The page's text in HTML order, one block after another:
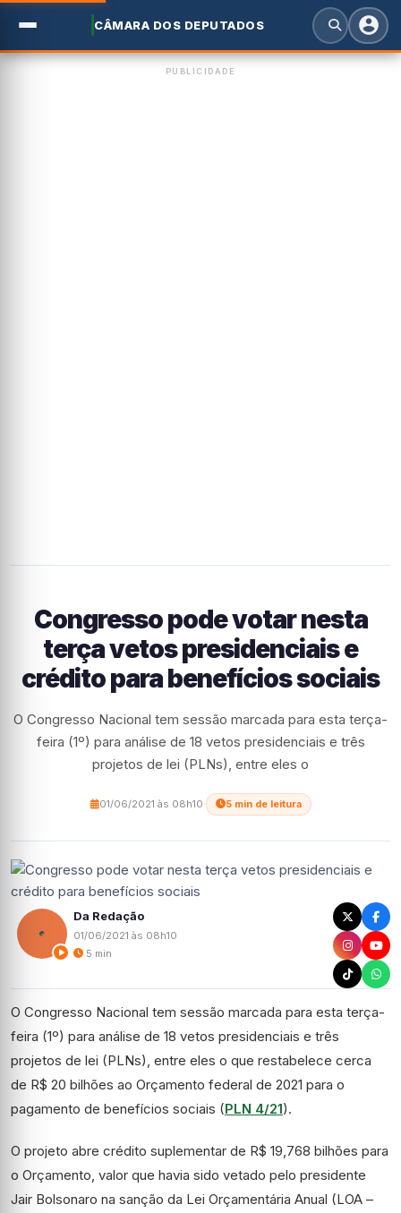
CÂMARA DOS DEPUTADOS
PUBLICIDADE
Congresso pode votar nesta
terça vetos presidenciais e
crédito para benefícios sociais
O Congresso Nacional tem sessão marcada para esta terça-
feira (1º) para análise de 18 vetos presidenciais e três
projetos de lei (PLNs), entre eles o
01/06/2021 às 08h10 5 min de leitura
Da Redação
01/06/2021 às 08h10
5 min
O Congresso Nacional tem sessão marcada para esta terça-
feira (1º) para análise de 18 vetos presidenciais e três
projetos de lei (PLNs), entre eles o que restabelece cerca
de R$ 20 bilhões ao Orçamento federal de 2021 para o
pagamento de benefícios sociais (PLN 4/21).
O projeto abre crédito suplementar de R$ 19,768 bilhões para
o Orçamento, valor que havia sido vetado pelo presidente
Jair Bolsonaro na sanção da Lei Orçamentária Anual (LOA –